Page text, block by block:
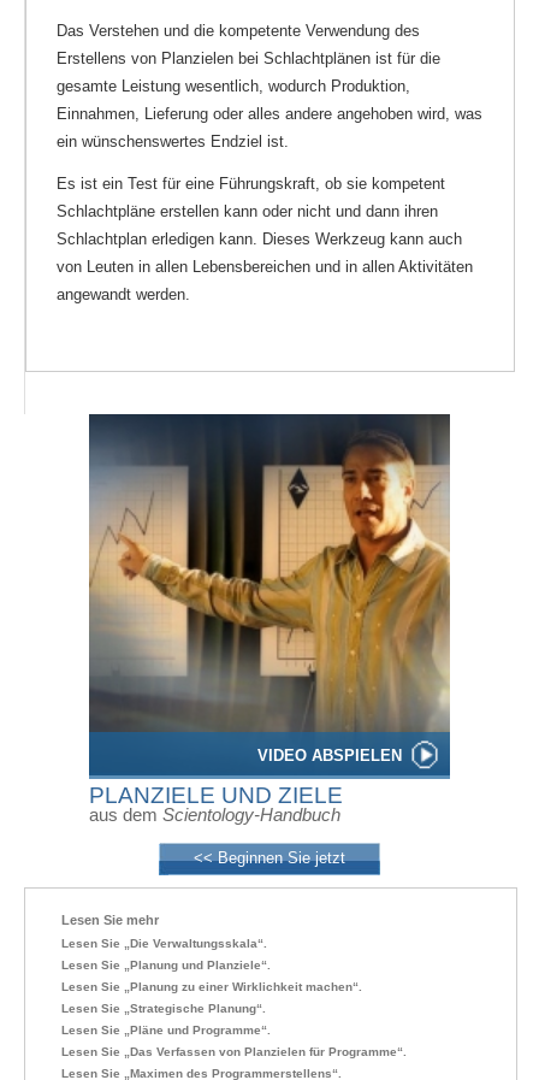
VIDEO ABSPIELEN
PLANZIELE UND ZIELE
aus dem Scientology-Handbuch
<< Beginnen Sie jetzt
Das Verstehen und die kompetente Verwendung des
Erstellens von Planzielen bei Schlachtplänen ist für die
gesamte Leistung wesentlich, wodurch Produktion,
Einnahmen, Lieferung oder alles andere angehoben wird, was
ein wünschenswertes Endziel ist.
Es ist ein Test für eine Führungskraft, ob sie kompetent
Schlachtpläne erstellen kann oder nicht und dann ihren
Schlachtplan erledigen kann. Dieses Werkzeug kann auch
von Leuten in allen Lebensbereichen und in allen Aktivitäten
angewandt werden.
Lesen Sie mehr
Lesen Sie „Die Verwaltungsskala“.
Lesen Sie „Planung und Planziele“.
Lesen Sie „Planung zu einer Wirklichkeit machen“.
Lesen Sie „Strategische Planung“.
Lesen Sie „Pläne und Programme“.
Lesen Sie „Das Verfassen von Planzielen für Programme“.
Lesen Sie „Maximen des Programmerstellens“.